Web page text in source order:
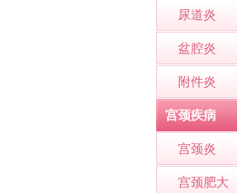
尿道炎
盆腔炎
附件炎
宫颈疾病
宫颈炎
宫颈肥大